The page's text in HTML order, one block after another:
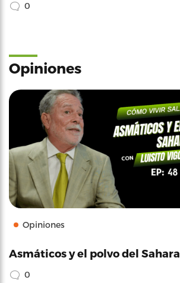
0
Opiniones
Opiniones
Asmáticos y el polvo del Sahara
0